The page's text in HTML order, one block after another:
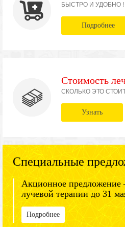
БЫСТРО И УДОБНО !
Подробнее
Стоимость
СКОЛЬКО ЭТО
Узнать
Специальные
Акционное
лучевой терапии до 31
Подробнее